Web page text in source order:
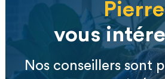
Pierre
vous
Nos conseillers sont